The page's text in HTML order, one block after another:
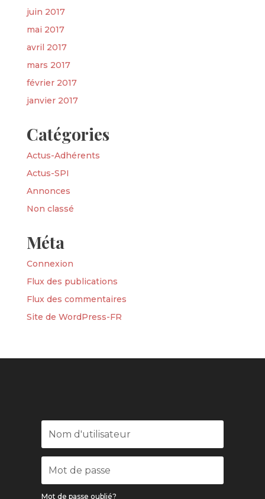
juin 2017
mai 2017
avril 2017
mars 2017
février 2017
janvier 2017
Catégories
Actus-Adhérents
Actus-SPI
Annonces
Non classé
Méta
Connexion
Flux des publications
Flux des commentaires
Site de WordPress-FR
Mot de passe oublié?